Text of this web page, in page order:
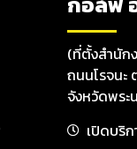
(ที่ตั้งสำนัก
ถนนโรจนะ
จังหวัดพระ
เปิดบริ